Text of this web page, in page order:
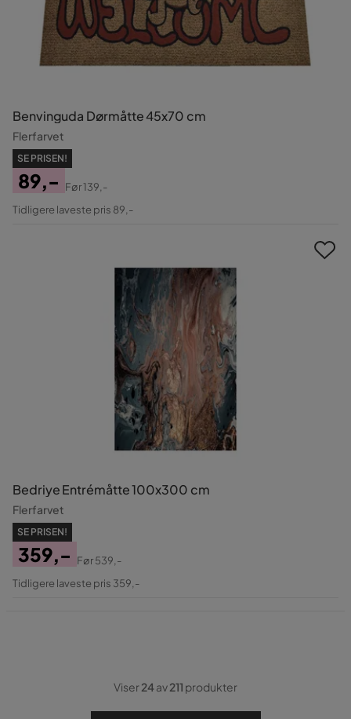
Benvinguda Dørmåtte 45x70 cm
Flerfarvet
SE PRISEN!
Pris
89,-
Original
Før139,-
Tidligere laveste pris 89,-
Bedriye Entrémåtte 100x300 cm
Flerfarvet
SE PRISEN!
Pris
359,-
Original
Før539,-
Tidligere laveste pris 359,-
Viser24av211 produkter